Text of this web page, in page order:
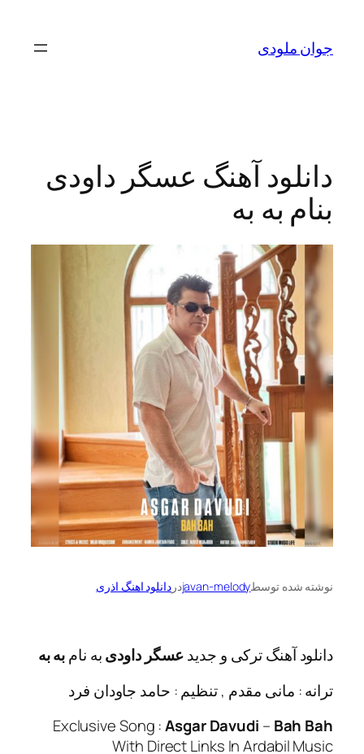
آهنگ عسگر داودی
به به
توسطjavan-melodyدردانلود اهنگ اذری
ترکی و جدیدعسگر داودیبه نامبه به
مقدم , تنظیم : حامد جاودان فرد
Exclusive Song :Asgar Davudi–
With Direct Links In